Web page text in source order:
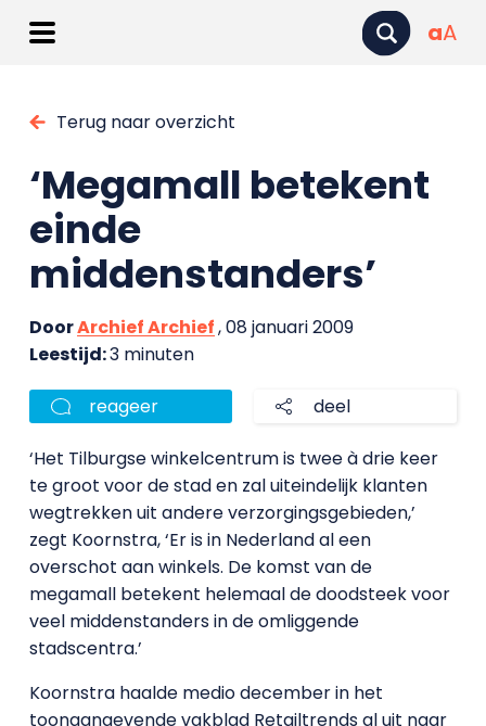
aA
Terug naar overzicht
‘Megamall betekent
einde
middenstanders’
DoorArchief Archief, 08 januari 2009
Leestijd:3 minuten
reageer deel
‘Het Tilburgse winkelcentrum is twee à drie keer
te groot voor de stad en zal uiteindelijk klanten
wegtrekken uit andere verzorgingsgebieden,’
zegt Koornstra, ‘Er is in Nederland al een
overschot aan winkels. De komst van de
megamall betekent helemaal de doodsteek voor
veel middenstanders in de omliggende
stadscentra.’
Koornstra haalde medio december in het
toonaangevende vakblad Retailtrends al uit naar